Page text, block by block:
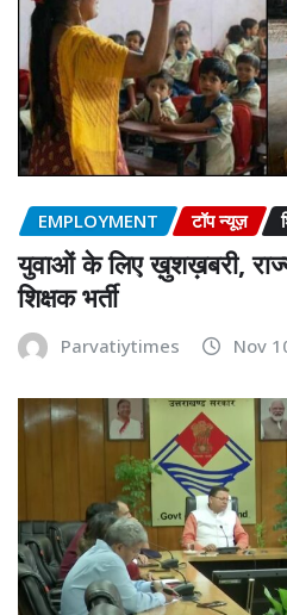
EMPLOYMENT टॉप न्यूज़
युवाओं के लिए ख़ुशख़बरी,
शिक्षक भर्ती
Parvatiytimes Nov